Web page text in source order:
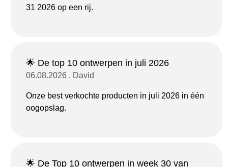
31 2026 op een rij.
🌟 De top 10 ontwerpen in juli 2026
06.08.2026 . David
Onze best verkochte producten in juli 2026 in één
oogopslag.
🌟 De Top 10 ontwerpen in week 30 van